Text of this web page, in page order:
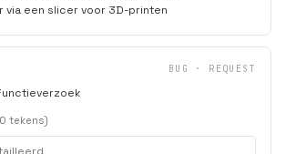
via een slicer voor 3D-printen
BUG · REQUEST
tekens)